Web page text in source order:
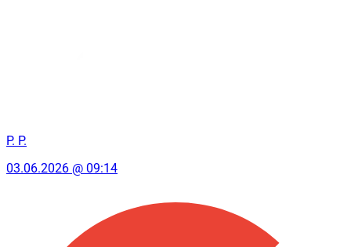
P. P.
03.06.2026 @ 09:14